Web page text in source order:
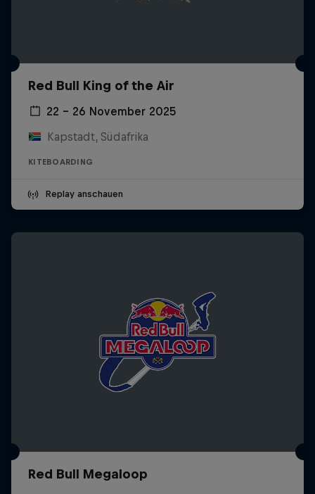
Red Bull King of the Air
22 – 26 November 2025
Kapstadt, Südafrika
KITEBOARDING
Replay anschauen
Red Bull Megaloop